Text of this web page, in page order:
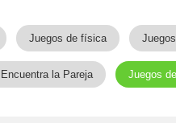
Juegos de física
la Pareja Juegos